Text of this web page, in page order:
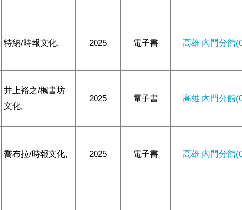
特納/時報文化, 2025 電子書 高雄 內門分館
井上裕之/楓書坊
文化,
2025 電子書 高雄 內門分館
喬布拉/時報文化, 2025 電子書 高雄 內門分館